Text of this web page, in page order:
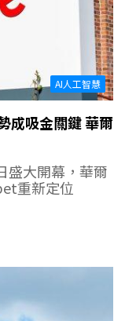
AI人工智慧
成吸金關鍵 華爾
盛大開幕，華爾
重新定位